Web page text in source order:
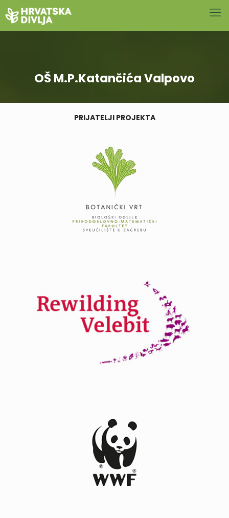
OŠ M.P.Katančića Valpovo
PRIJATELJI PROJEKTA